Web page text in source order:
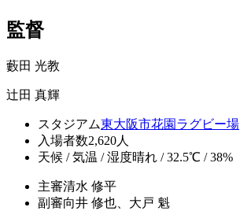
監督
藪田 光教
辻田 真輝
スタジアム東大阪市花園ラグビー場
入場者数2,620人
天候 / 気温 / 湿度晴れ / 32.5℃ / 38%
主審清水 修平
副審向井 修也、大戸 魁